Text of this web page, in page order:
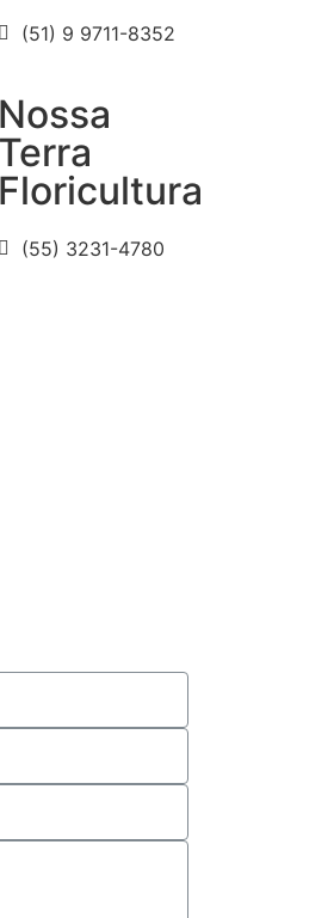
(51) 9 9711-8352
Nossa
Terra
Floricultura
(55) 3231-4780